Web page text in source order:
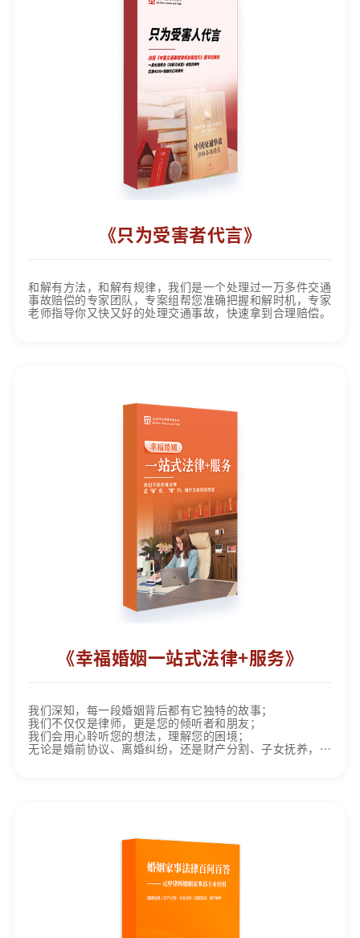
《只为受害者代言》
和解有方法，和解有规律，我们是一个处理过一万多件交通
事故赔偿的专家团队，专案组帮您准确把握和解时机，专家
老师指导你又快又好的处理交通事故，快速拿到合理赔偿。
《幸福婚姻一站式法律+服务》
我们深知，每一段婚姻背后都有它独特的故事；
我们不仅仅是律师，更是您的倾听者和朋友；
我们会用心聆听您的想法，理解您的困境；
无论是婚前协议、离婚纠纷，还是财产分割、子女抚养，我